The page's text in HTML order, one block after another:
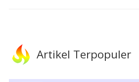
Artikel Terpopuler